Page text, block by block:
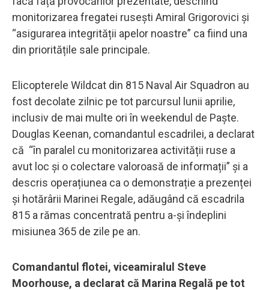
monitorizarea fregatei rusești Amiral Grigorovici și
“asigurarea integrității apelor noastre” ca fiind una
din prioritățile sale principale.
Elicopterele Wildcat din 815 Naval Air Squadron au
fost decolate zilnic pe tot parcursul lunii aprilie,
inclusiv de mai multe ori în weekendul de Paște.
Douglas Keenan, comandantul escadrilei, a declarat
că “în paralel cu monitorizarea activității ruse a
avut loc și o colectare valoroasă de informații” și a
descris operațiunea ca o demonstrație a prezenței
și hotărârii Marinei Regale, adăugând că escadrila
815 a rămas concentrată pentru a-și îndeplini
misiunea 365 de zile pe an.
Comandantul flotei, viceamiralul Steve
Moorhouse, a declarat că Marina Regală pe tot